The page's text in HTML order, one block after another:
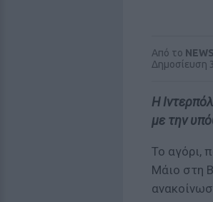
Από το
Δημοσίευση
Η
με την
Το αγόρι,
Μάιο στη